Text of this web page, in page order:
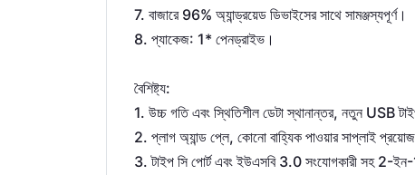
7. বাজারে 96% অ্যান্ড্রয়েড ডিভাইসের সাথে সামঞ্জস্যপূর্ণ।
8. প্যাকেজ: 1* পেনড্রাইভ।
বৈশিষ্ট্য:
1. উচ্চ গতি এবং স্থিতিশীল ডেটা স্থানান্তর, নতুন USB
2. প্লাগ অ্যান্ড প্লে, কোনো বাহ্যিক পাওয়ার সাপ্লাই
3. টাইপ সি পোর্ট এবং ইউএসবি 3.0 সংযোগকারী সহ 2-ইন-